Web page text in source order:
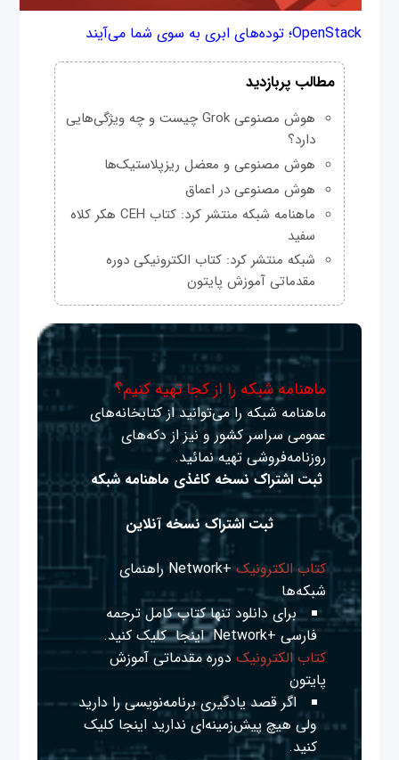
OpenStack؛ توده‌های ابری به سوی شما می‌آیند
مطالب پربازدید
هوش مصنوعی Grok چیست و چه ویژگی‌هایی
دارد؟
هوش مصنوعی و معضل ریزپلاستیک‌ها
هوش مصنوعی در اعماق
ماهنامه شبکه منتشر کرد: کتاب CEH هکر کلاه
سفید
شبکه منتشر کرد: کتاب الکترونیکی دوره
مقدماتی آموزش پایتون
ماهنامه شبکه را از کجا تهیه کنیم؟
ماهنامه شبکه را می‌توانید از کتابخانه‌های
عمومی سراسر کشور و نیز از دکه‌های
روزنامه‌فروشی تهیه نمائید.
ثبت اشتراک نسخه کاغذی ماهنامه شبکه
ثبت اشتراک نسخه آنلاین
کتاب الکترونیک
+Network راهنمای
شبکه‌ها
برای دانلود تنها کتاب کامل ترجمه
فارسی +Network
اینجا کلیک کنید.
کتاب الکترونیک دوره مقدماتی آموزش
پایتون
اگر قصد یادگیری برنامه‌نویسی را دارید
ولی هیچ پیش‌زمینه‌ای نداریداینجا کلیک
کنید.